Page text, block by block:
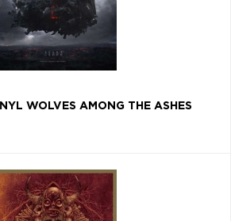
WOLVES AMONG THE ASHES